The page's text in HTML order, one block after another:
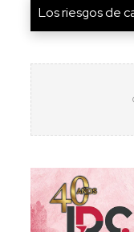
Los riesgos de